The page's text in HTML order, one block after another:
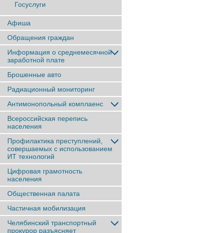
Госуслуги
Афиша
Обращения граждан
Информация о среднемесячной
заработной плате
Брошенные авто
Радиационный мониторинг
Антимонопольный комплаенс
Всероссийская перепись
населения
Профилактика преступлений,
совершаемых с использованием
ИТ технологий
Цифровая грамотность
населения
Общественная палата
Частичная мобилизация
Челябинский транспортный
прокурор разъясняет